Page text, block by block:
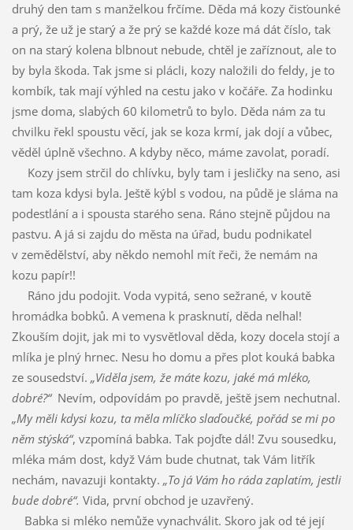
druhý den tam s manželkou frčíme. Děda má kozy čisťounké
a prý, že už je starý a že prý se každé koze má dát číslo, tak
on na starý kolena blbnout nebude, chtěl je zaříznout, ale to
by byla škoda. Tak jsme si plácli, kozy naložili do feldy, je to
kombík, tak mají výhled na cestu jako v kočáře. Za hodinku
jsme doma, slabých 60 kilometrů to bylo. Děda nám za tu
chvilku řekl spoustu věcí, jak se koza krmí, jak dojí a vůbec,
věděl úplně všechno. A kdyby něco, máme zavolat, poradí.
Kozy jsem strčil do chlívku, byly tam i jesličky na seno, asi
tam koza kdysi byla. Ještě kýbl s vodou, na půdě je sláma na
podestlání a i spousta starého sena. Ráno stejně půjdou na
pastvu. A já si zajdu do města na úřad, budu podnikatel
v zemědělství, aby někdo nemohl mít řeči, že nemám na
kozu papír!!
Ráno jdu podojit. Voda vypitá, seno sežrané, v koutě
hromádka bobků. A vemena k prasknutí, děda nelhal!
Zkouším dojit, jak mi to vysvětloval děda, kozy docela stojí a
mlíka je plný hrnec. Nesu ho domu a přes plot kouká babka
ze sousedství. „Viděla jsem, že máte kozu, jaké má mléko,
dobré?“ Nevím, odpovídám po pravdě, ještě jsem nechutnal.
„My měli kdysi kozu, ta měla mlíčko slaďoučké, pořád se mi po
něm stýská“, vzpomíná babka. Tak pojďte dál! Zvu sousedku,
mléka mám dost, když Vám bude chutnat, tak Vám litřík
nechám, navazuji kontakty. „To já Vám ho ráda zaplatím, jestli
bude dobré“. Vida, první obchod je uzavřený.
Babka si mléko nemůže vynachválit. Skoro jak od té její